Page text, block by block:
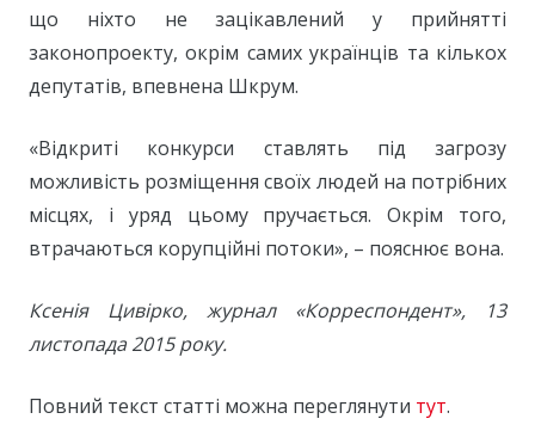
що ніхто не зацікавлений у прийнятті
законопроекту, окрім самих українців та кількох
депутатів, впевнена Шкрум.
«Відкриті конкурси ставлять під загрозу
можливість розміщення своїх людей на потрібних
місцях, і уряд цьому пручається. Окрім того,
втрачаються корупційні потоки», – пояснює вона.
Ксенія Цивірко, журнал «Корреспондент», 13
листопада 2015 року.
Повний текст статті можна переглянути тут.